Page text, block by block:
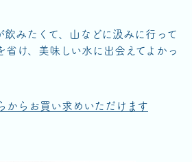
みたくて、山などに汲みに行って
省け、美味しい水に出会えてよかっ
からお買い求めいただけます